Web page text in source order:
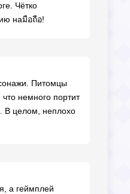
Чётко
наมือถือ!
Питомцы
немного портит
В целом, неплохо
а геймплей